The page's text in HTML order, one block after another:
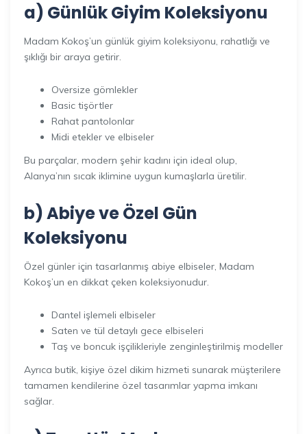
a) Günlük Giyim Koleksiyonu
Madam Kokoş’un günlük giyim koleksiyonu, rahatlığı ve
şıklığı bir araya getirir.
Oversize gömlekler
Basic tişörtler
Rahat pantolonlar
Midi etekler ve elbiseler
Bu parçalar, modern şehir kadını için ideal olup,
Alanya’nın sıcak iklimine uygun kumaşlarla üretilir.
b) Abiye ve Özel Gün
Koleksiyonu
Özel günler için tasarlanmış abiye elbiseler, Madam
Kokoş’un en dikkat çeken koleksiyonudur.
Dantel işlemeli elbiseler
Saten ve tül detaylı gece elbiseleri
Taş ve boncuk işçilikleriyle zenginleştirilmiş modeller
Ayrıca butik, kişiye özel dikim hizmeti sunarak müşterilere
tamamen kendilerine özel tasarımlar yapma imkanı
sağlar.